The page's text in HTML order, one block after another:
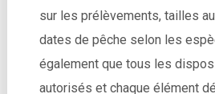
sur les prélèvements, tailles
dates de pêche selon les
également que tous les
autorisés et chaque élément